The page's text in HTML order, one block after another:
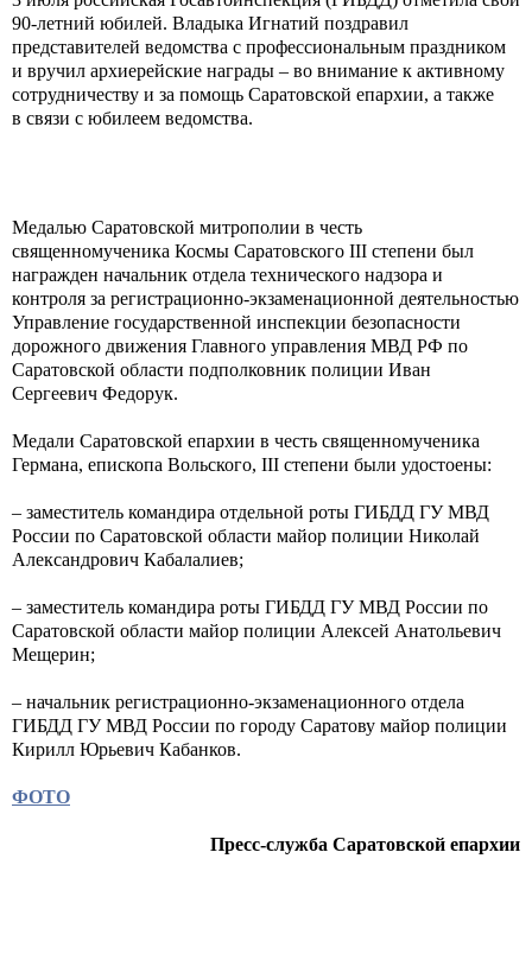
90-летний юбилей. Владыка Игнатий поздравил
представителей ведомства с профессиональным праздником
и вручил архиерейские награды – во внимание к активному
сотрудничеству и за помощь Саратовской епархии, а также
в связи с юбилеем ведомства.
Медалью Саратовской митрополии в честь
священномученика Космы Саратовского III степени был
награжден начальник отдела технического надзора и
контроля за регистрационно-экзаменационной деятельностью
Управление государственной инспекции безопасности
дорожного движения Главного управления МВД РФ по
Саратовской области подполковник полиции Иван
Сергеевич Федорук.
Медали Саратовской епархии в честь священномученика
Германа, епископа Вольского, III степени были удостоены:
– заместитель командира отдельной роты ГИБДД ГУ МВД
России по Саратовской области майор полиции Николай
Александрович Кабалалиев;
– заместитель командира роты ГИБДД ГУ МВД России по
Саратовской области майор полиции Алексей Анатольевич
Мещерин;
– начальник регистрационно-экзаменационного отдела
ГИБДД ГУ МВД России по городу Саратову майор полиции
Кирилл Юрьевич Кабанков.
ФОТО
Пресс-служба Саратовской епархии